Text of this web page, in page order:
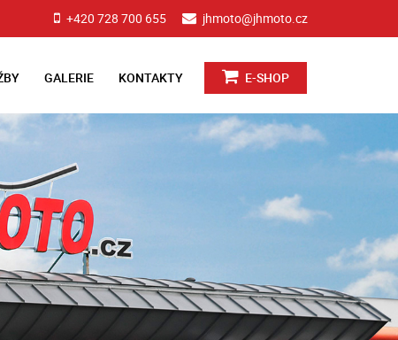
+420 728 700 655 jhmoto@jhmoto.cz
GALERIE KONTAKTY E-SHOP